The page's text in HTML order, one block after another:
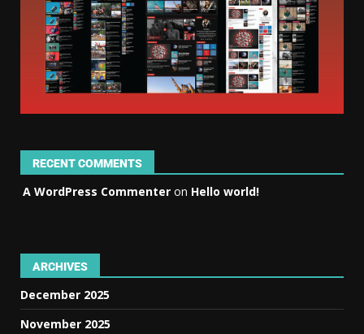
RECENT COMMENTS
A WordPress Commenter on Hello world!
ARCHIVES
December 2025
November 2025